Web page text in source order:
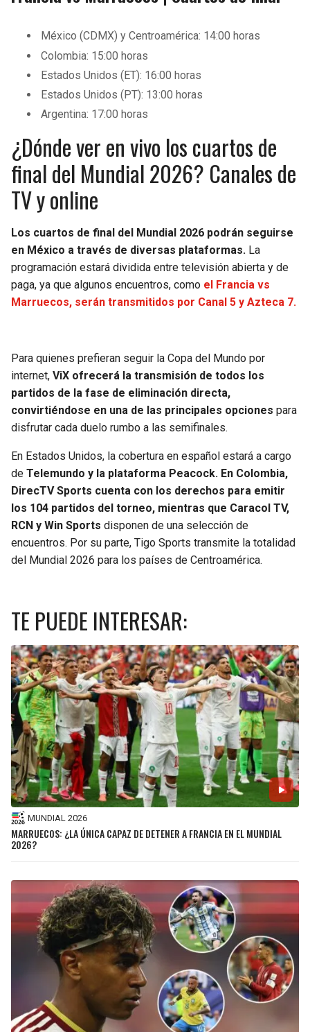
México (CDMX) y Centroamérica: 14:00 horas
Colombia: 15:00 horas
Estados Unidos (ET): 16:00 horas
Estados Unidos (PT): 13:00 horas
Argentina: 17:00 horas
¿Dónde ver en vivo los cuartos de
final del Mundial 2026? Canales de
TV y online
Los cuartos de final del Mundial 2026 podrán seguirse
en México a través de diversas plataformas. La
programación estará dividida entre televisión abierta y de
paga, ya que algunos encuentros, como el Francia vs
Marruecos, serán transmitidos por Canal 5 y Azteca 7.
Para quienes prefieran seguir la Copa del Mundo por
internet, ViX ofrecerá la transmisión de todos los
partidos de la fase de eliminación directa,
convirtiéndose en una de las principales opciones para
disfrutar cada duelo rumbo a las semifinales.
En Estados Unidos, la cobertura en español estará a cargo
de Telemundo y la plataforma Peacock. En Colombia,
DirecTV Sports cuenta con los derechos para emitir
los 104 partidos del torneo, mientras que Caracol TV,
RCN y Win Sports disponen de una selección de
encuentros. Por su parte, Tigo Sports transmite la totalidad
del Mundial 2026 para los países de Centroamérica.
TE PUEDE INTERESAR:
MUNDIAL 2026
MARRUECOS: ¿LA ÚNICA CAPAZ DE DETENER A FRANCIA EN EL MUNDIAL
2026?